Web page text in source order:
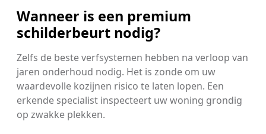
Wanneer is een premium
schilderbeurt nodig?
Zelfs de beste verfsystemen hebben na verloop van
jaren onderhoud nodig. Het is zonde om uw
waardevolle kozijnen risico te laten lopen. Een
erkende specialist inspecteert uw woning grondig
op zwakke plekken.